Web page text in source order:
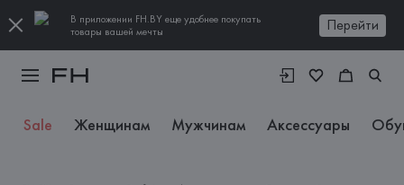
В приложении FH.BY еще удобнее покупать
товары вашей мечты
Перейти
Sale Женщинам Мужчинам Аксессуары